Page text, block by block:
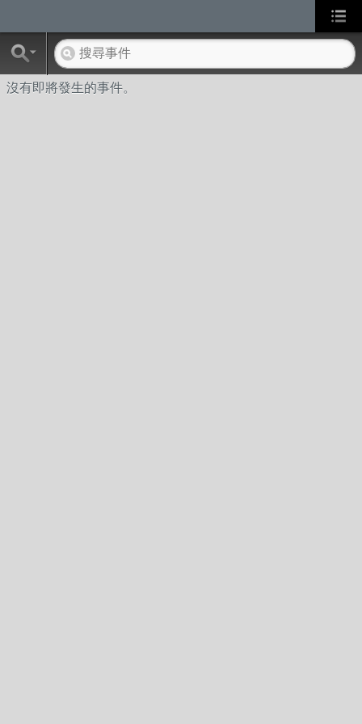
沒有即將發生的事件。